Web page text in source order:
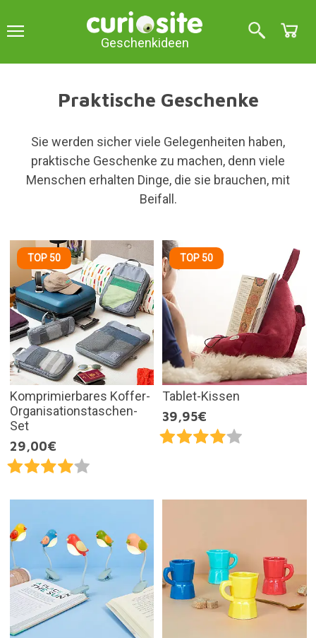
Geschenkideen
Praktische Geschenke
Sie werden sicher viele Gelegenheiten haben,
praktische Geschenke zu machen, denn viele
Menschen erhalten Dinge, die sie brauchen, mit
Beifall.
TOP 50
Komprimierbares Koffer-
Organisationstaschen-
Set
29,00€
TOP 50
Tablet-Kissen
39,95€